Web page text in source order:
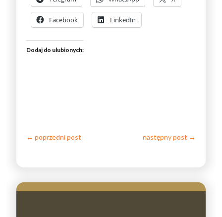
Facebook LinkedIn
Dodaj do ulubionych:
←poprzedni post następny post →